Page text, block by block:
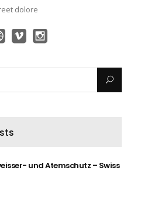
dolore
und Atemschutz – Swiss